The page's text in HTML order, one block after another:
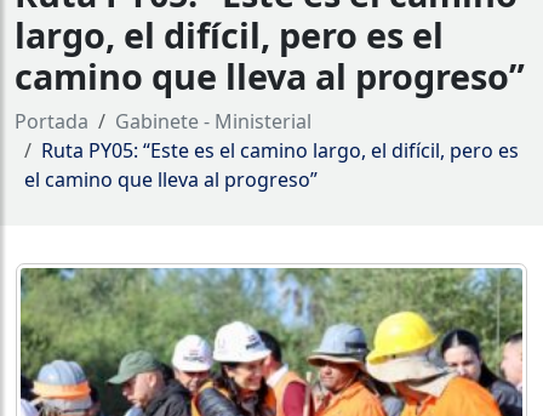
largo, el difícil, pero es el
camino que lleva al progreso”
Portada
Gabinete - Ministerial
Ruta PY05: “Este es el camino largo, el difícil, pero es
el camino que lleva al progreso”